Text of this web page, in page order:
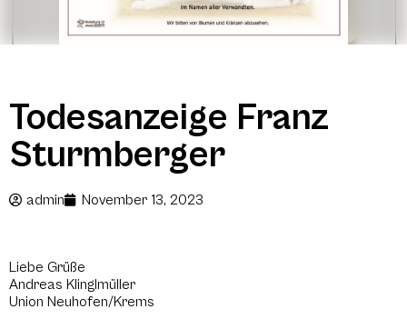
Todesanzeige Franz
Sturmberger
admin November 13, 2023
Liebe Grüße
Andreas Klinglmüller
Union Neuhofen/Krems